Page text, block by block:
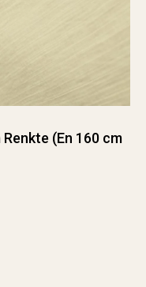
(En 160 cm